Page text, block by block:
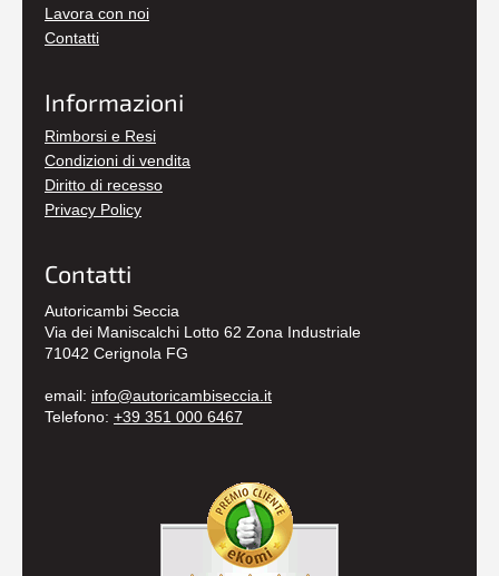
Lavora con noi
Contatti
Informazioni
Rimborsi e Resi
Condizioni di vendita
Diritto di recesso
Privacy Policy
Contatti
Autoricambi Seccia
Via dei Maniscalchi Lotto 62 Zona Industriale
71042 Cerignola FG
email: info@autoricambiseccia.it
Telefono: +39 351 000 6467